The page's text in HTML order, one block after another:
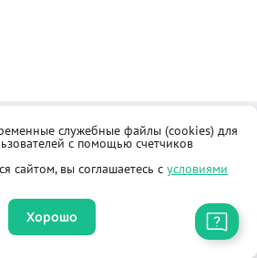
Общественная приёмная
Оферта
Правила продажи товаров
служебные файлы (cookies) для
с помощью счетчиков
сайтом, вы соглашаетесь с условиями
Хорошо